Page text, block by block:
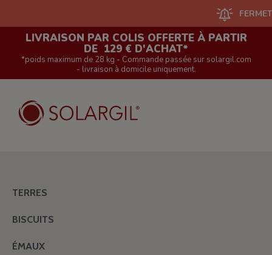
FERMETURE
LIVRAISON PAR COLIS OFFERTE À PARTIR
DE 129 € D'ACHAT*
*poids maximum de 28 kg - Commande passée sur solargil.com
- livraison à domicile uniquement.
TERRES
BISCUITS
ÉMAUX